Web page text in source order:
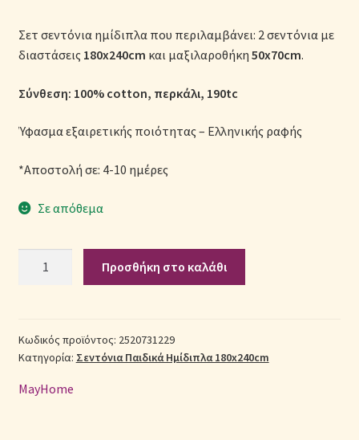
Ολοκλήρωση παραγγελίας
Όροι Χρήσης
Παιδικά Λευκά Είδη
Πικέ Κουβέρτες
Πολιτική cookie
Σεντόνια Σετ
Σετ σεντόνια ημίδιπλα που περιλαμβάνει: 2 σεντόνια με
διαστάσεις 180x240cm και μαξιλαροθήκη 50x70cm.
Σύνθεση: 100% cotton, περκάλι, 190tc
Ύφασμα εξαιρετικής ποιότητας – Ελληνικής ραφής
*Αποστολή σε: 4-10 ημέρες
Σε απόθεμα
Ημίδιπλα
2520731229
180cm
Προσθήκη στο καλάθι
Κωδικός προϊόντος: 2520731229
Κατηγορία: Σεντόνια Παιδικά Ημίδιπλα 180x240cm
MayHome